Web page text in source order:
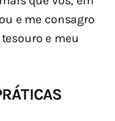
e me consagro
e meu